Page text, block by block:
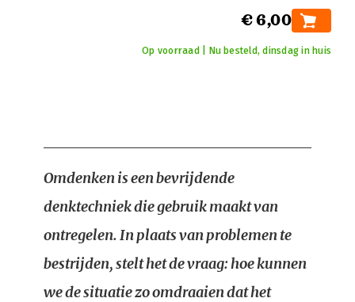
€ 6,00
Op voorraad | Nu besteld, dinsdag in huis
Omdenken is een bevrijdende
denktechniek die gebruik maakt van
ontregelen. In plaats van problemen te
bestrijden, stelt het de vraag: hoe kunnen
we de situatie zo omdraaien dat het